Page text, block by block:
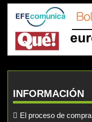
INFORMACIÓN
El proceso de compra